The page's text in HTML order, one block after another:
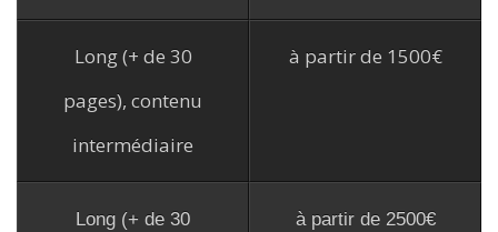
Long (+ de 30
pages), contenu
intermédiaire
Long (+ de 30
à partir de 1500€
à partir de 2500€